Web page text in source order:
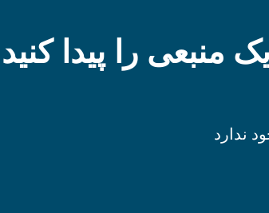
یک منبعی را پیدا کنید
ندارد